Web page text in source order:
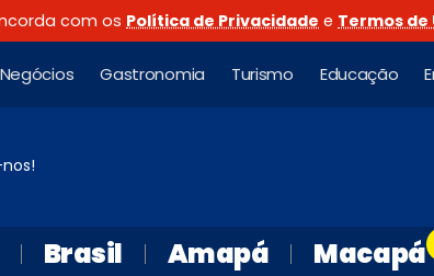
com os Política de Privacidade e Termos de
Negócios Gastronomia Turismo Educação
Brasil Amapá Macapá